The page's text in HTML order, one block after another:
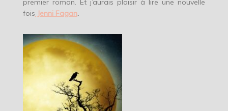
premier roman. Et j’aurais plaisir à lire une nouvelle
fois Jenni Fagan.